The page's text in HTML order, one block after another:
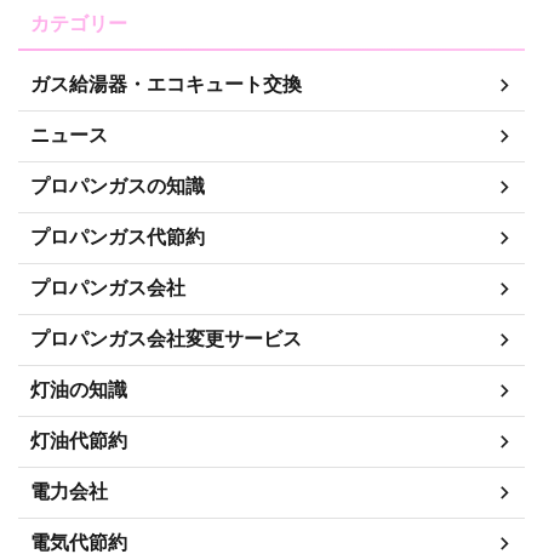
カテゴリー
ガス給湯器・エコキュート交換
ニュース
プロパンガスの知識
プロパンガス代節約
プロパンガス会社
プロパンガス会社変更サービス
灯油の知識
灯油代節約
電力会社
電気代節約